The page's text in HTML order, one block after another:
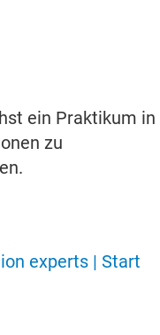
ein Praktikum in
zu
experts | Start